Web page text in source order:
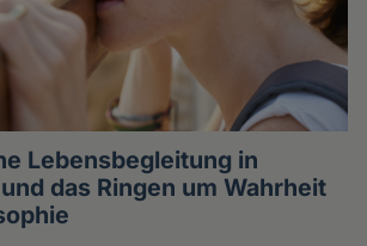
Lebensbegleitung in
das Ringen um Wahrheit